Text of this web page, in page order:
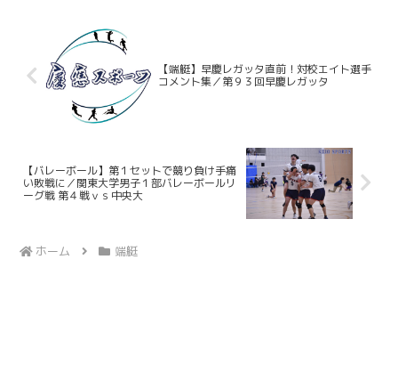
【端艇】早慶レガッタ直前！対校エイト選手
コメント集／第９３回早慶レガッタ
【バレーボール】第１セットで競り負け手痛
い敗戦に／関東大学男子１部バレーボールリ
ーグ戦 第４戦ｖｓ中央大
ホーム 端艇